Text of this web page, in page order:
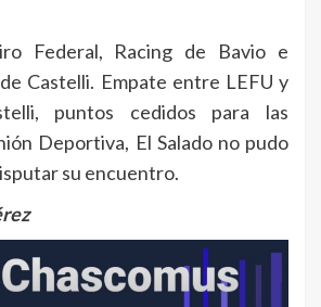
Federal, Racing de Bavio e
Castelli. Empate entre LEFU y
puntos cedidos para las
Deportiva, El Salado no pudo
su encuentro.